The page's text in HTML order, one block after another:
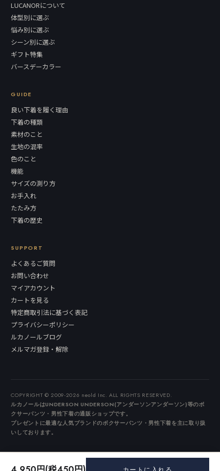
LUCANORについて
体型別に選ぶ
悩み別に選ぶ
シーン別に選ぶ
ギフト特集
バースデーカラー
GUIDE
良い下着を履く理由
下着の種類
素材のこと
生地の混率
色のこと
機能
サイズの測り方
お手入れ
たたみ方
下着の歴史
SUPPORT
よくあるご質問
お問い合わせ
マイアカウント
カートを見る
特定商取引法に基づく表記
プライバシーポリシー
ルカノールブログ
メルマガ登録・解除
COPYRIGHT © 2009-2026 neold Inc. ALL RIGHTS RESERVED.
ルカノールはUNDERSON UNDERSON(アンダーソンアンダーソン)等のボ
クサーパンツ・男性下着の通販ショップです。
プレゼントに最適な人気ブランドのボクサーパンツ・男性下着を主に取り扱
いしております。